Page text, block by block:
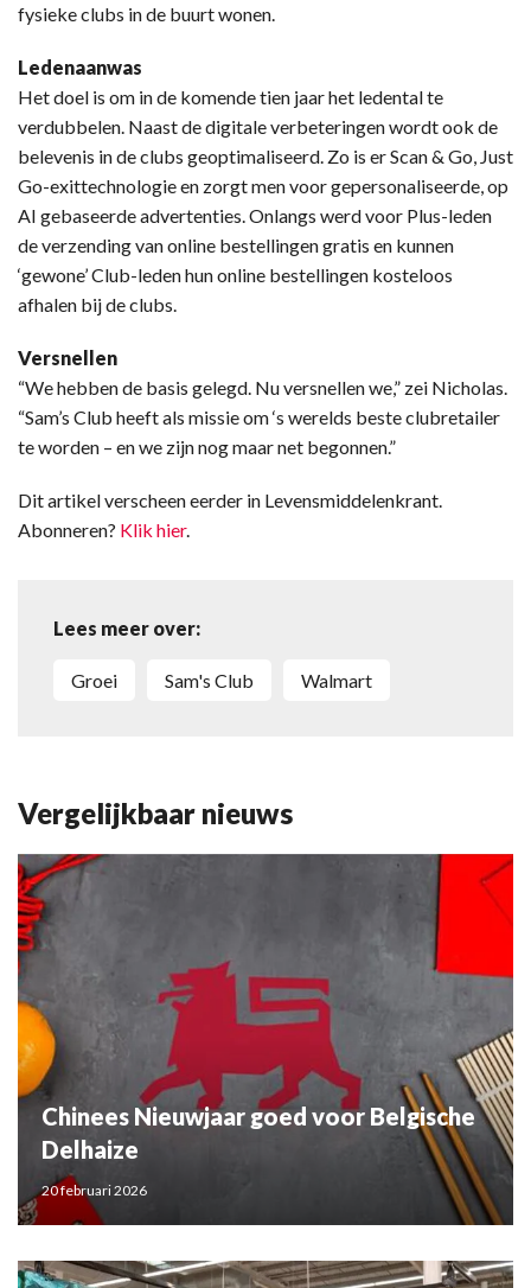
fysieke clubs in de buurt wonen.
Ledenaanwas
Het doel is om in de komende tien jaar het ledental te
verdubbelen. Naast de digitale verbeteringen wordt ook de
belevenis in de clubs geoptimaliseerd. Zo is er Scan & Go, Just
Go-exittechnologie en zorgt men voor gepersonaliseerde, op
AI gebaseerde advertenties. Onlangs werd voor Plus-leden
de verzending van online bestellingen gratis en kunnen
‘gewone’ Club-leden hun online bestellingen kosteloos
afhalen bij de clubs.
Versnellen
“We hebben de basis gelegd. Nu versnellen we,” zei Nicholas.
“Sam’s Club heeft als missie om ‘s werelds beste clubretailer
te worden – en we zijn nog maar net begonnen.”
Dit artikel verscheen eerder in Levensmiddelenkrant.
Abonneren? Klik hier.
Lees meer over:
Groei Sam's Club Walmart
Vergelijkbaar nieuws
Chinees Nieuwjaar goed voor Belgische
Delhaize
20 februari 2026